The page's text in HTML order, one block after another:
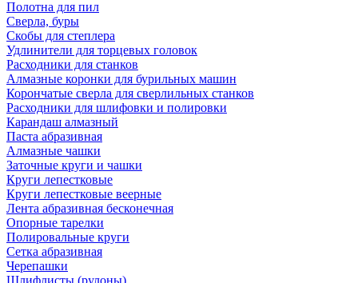
Полотна для пил
Сверла, буры
Скобы для степлера
Удлинители для торцевых головок
Расходники для станков
Алмазные коронки для бурильных машин
Корончатые сверла для сверлильных станков
Расходники для шлифовки и полировки
Карандаш алмазный
Паста абразивная
Алмазные чашки
Заточные круги и чашки
Круги лепестковые
Круги лепестковые веерные
Лента абразивная бесконечная
Опорные тарелки
Полировальные круги
Сетка абразивная
Черепашки
Шлифлисты (рулоны)